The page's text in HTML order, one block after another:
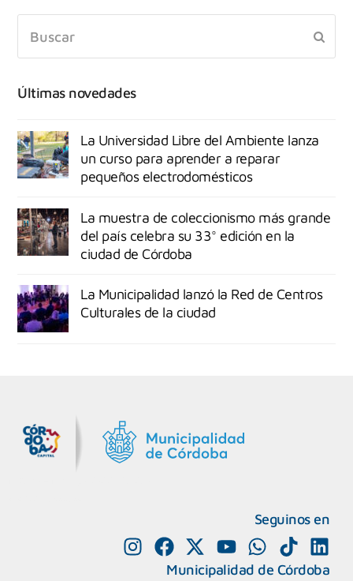
Últimas novedades
La Universidad Libre del Ambiente lanza
un curso para aprender a reparar
pequeños electrodomésticos
La muestra de coleccionismo más grande
del país celebra su 33° edición en la
ciudad de Córdoba
La Municipalidad lanzó la Red de Centros
Culturales de la ciudad
Seguinos en
Municipalidad de Córdoba